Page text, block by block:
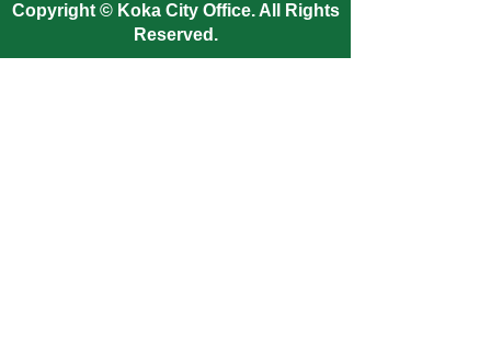
Copyright © Koka City Office. All Rights
Reserved.